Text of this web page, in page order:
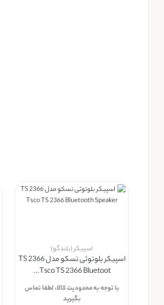
اسپیکر (بلندگو)
اسپیکر بلوتوثی تسکو مدل TS 2366
Tsco TS 2366 Bluetoot...
با توجه به محدودیت کالا، لطفا تماس
بگیرید